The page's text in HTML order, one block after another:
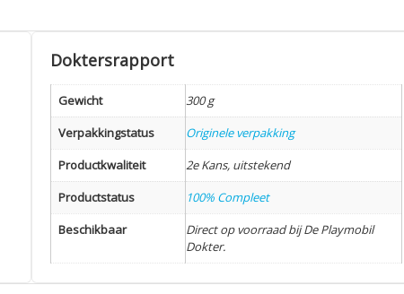
Doktersrapport
Gewicht
300 g
Verpakkingstatus
Originele verpakking
Productkwaliteit
2e Kans, uitstekend
Productstatus
100% Compleet
Beschikbaar
Direct op voorraad bij De Playmobil
Dokter.